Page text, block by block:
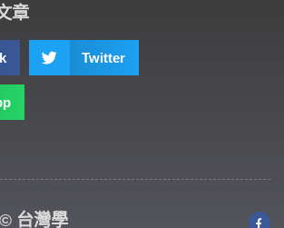
章
Twitter
台灣學